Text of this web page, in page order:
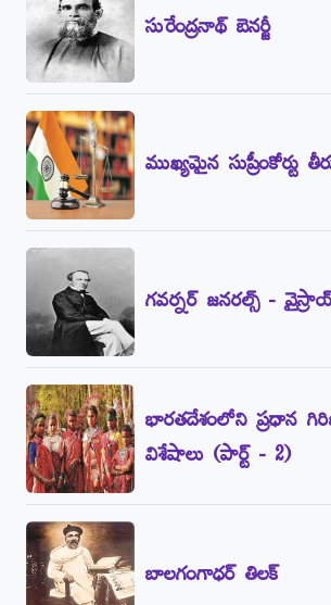
సురేంద్రనాథ్‌ బెనర్జీ
ముఖ్యమైన సుప్రీంకోర్టు
గవర్నర్‌ జనరల్స్‌ -
భారతదేశంలోని ప్రధాన
విశేషాలు (పార్ట్‌ - 2)
బాలగంగాధర్‌ తిలక్‌